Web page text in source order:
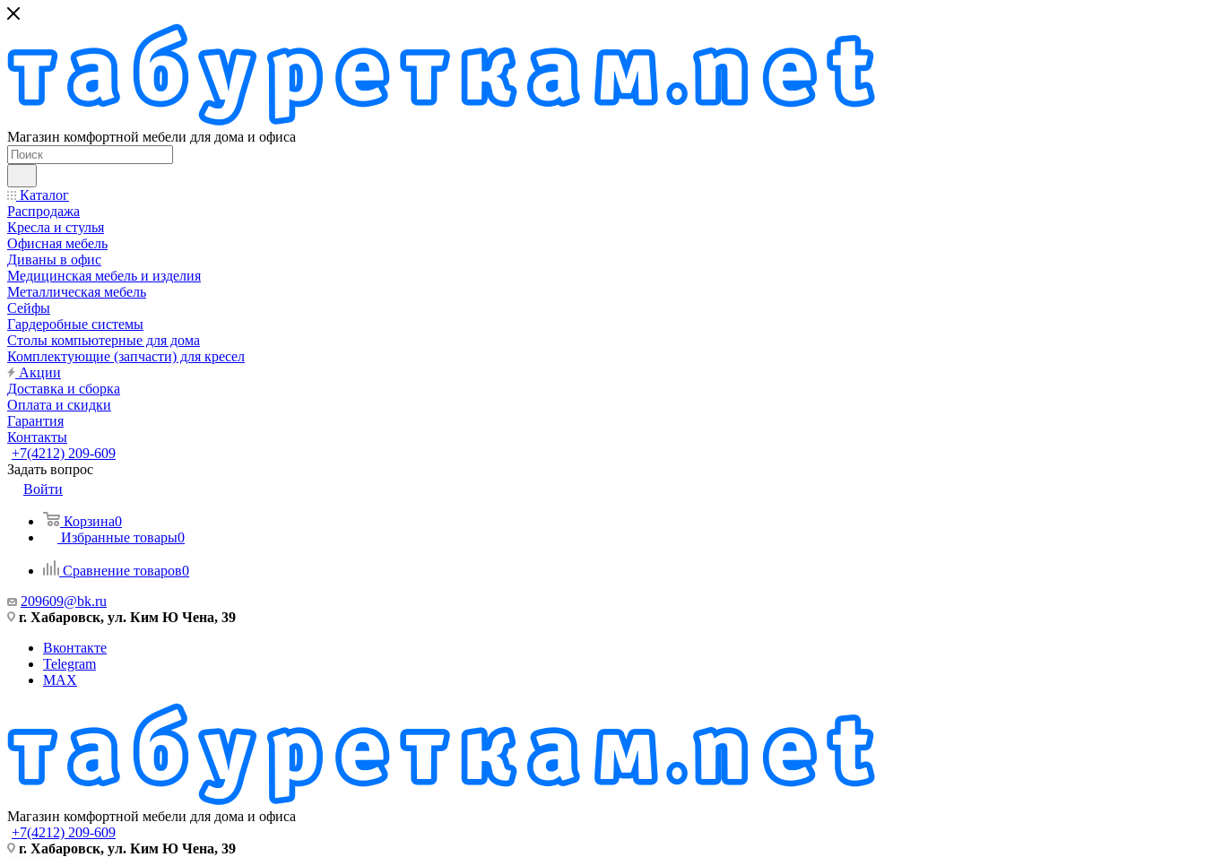
Магазин комфортной мебели для дома и офиса
Каталог
Распродажа
Кресла и стулья
Офисная мебель
Диваны в офис
Медицинская мебель и изделия
Металлическая мебель
Сейфы
Гардеробные системы
Столы компьютерные для дома
Комплектующие (запчасти) для кресел
Акции
Доставка и сборка
Оплата и скидки
Гарантия
Контакты
+7(4212) 209-609
Задать вопрос
Войти
Корзина0
Избранные товары0
Сравнение товаров0
209609@bk.ru
г. Хабаровск, ул. Ким Ю Чена, 39
Вконтакте
Telegram
MAX
Магазин комфортной мебели для дома и офиса
+7(4212) 209-609
г. Хабаровск, ул. Ким Ю Чена, 39